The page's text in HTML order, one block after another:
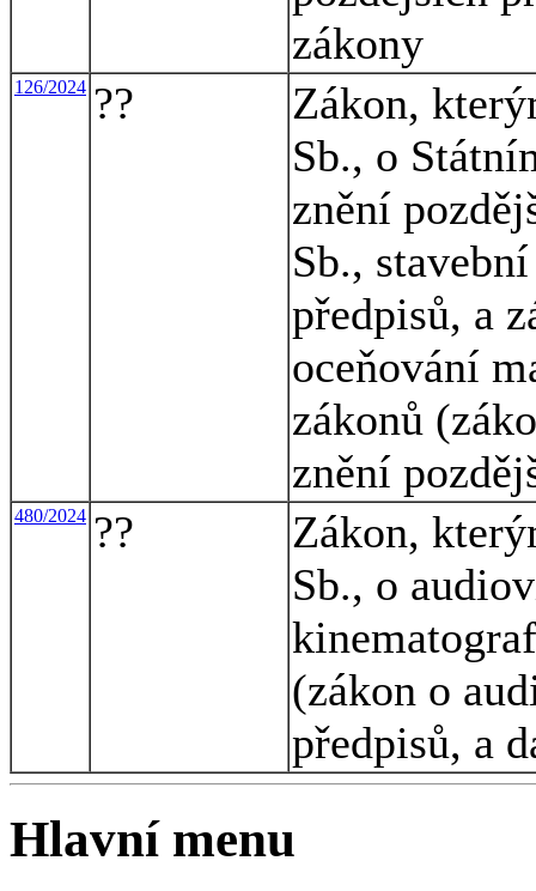
zákony
126/2024 ??
Zákon,
Sb., o
znění
Sb.,
předpisů, a
oceňování
zákonů
znění
480/2024 ??
Zákon,
Sb., o
(zákon o
předpisů, a
Hlavní menu